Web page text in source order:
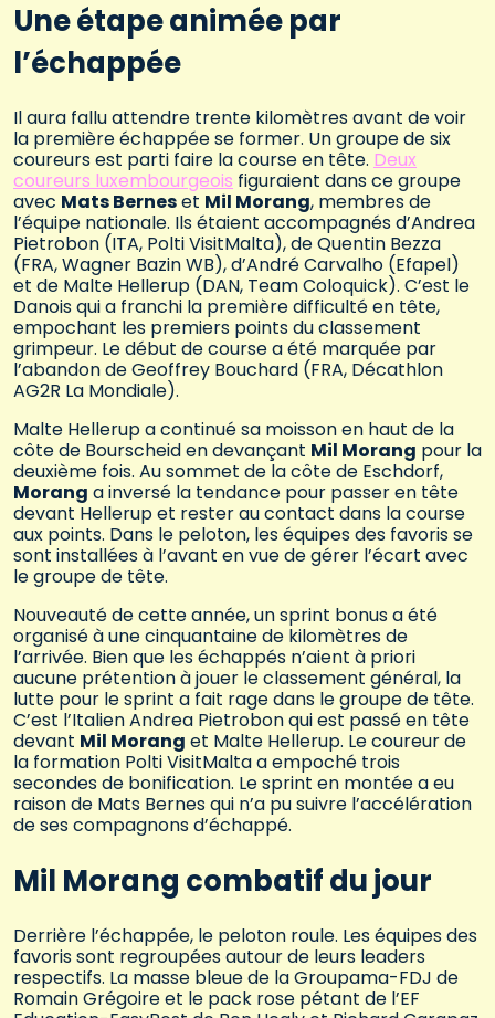
Une étape animée par
l’échappée
Il aura fallu attendre trente kilomètres avant de voir
la première échappée se former. Un groupe de six
coureurs est parti faire la course en tête. Deux
coureurs luxembourgeois figuraient dans ce groupe
avec Mats Berneset Mil Morang, membres de
l’équipe nationale. Ils étaient accompagnés d’Andrea
Pietrobon (ITA, Polti VisitMalta), de Quentin Bezza
(FRA, Wagner Bazin WB), d’André Carvalho (Efapel)
et de Malte Hellerup (DAN, Team Coloquick). C’est le
Danois qui a franchi la première difficulté en tête,
empochant les premiers points du classement
grimpeur. Le début de course a été marquée par
l’abandon de Geoffrey Bouchard (FRA, Décathlon
AG2R La Mondiale).
Malte Hellerup a continué sa moisson en haut de la
côte de Bourscheid en devançant Mil Morang pour la
deuxième fois. Au sommet de la côte de Eschdorf,
Morang a inversé la tendance pour passer en tête
devant Hellerup et rester au contact dans la course
aux points. Dans le peloton, les équipes des favoris se
sont installées à l’avant en vue de gérer l’écart avec
le groupe de tête.
Nouveauté de cette année, un sprint bonus a été
organisé à une cinquantaine de kilomètres de
l’arrivée. Bien que les échappés n’aient à priori
aucune prétention à jouer le classement général, la
lutte pour le sprint a fait rage dans le groupe de tête.
C’est l’Italien Andrea Pietrobon qui est passé en tête
devant Mil Morang et Malte Hellerup. Le coureur de
la formation Polti VisitMalta a empoché trois
secondes de bonification. Le sprint en montée a eu
raison de Mats Bernes qui n’a pu suivre l’accélération
de ses compagnons d’échappé.
Mil Morang combatif du jour
Derrière l’échappée, le peloton roule. Les équipes des
favoris sont regroupées autour de leurs leaders
respectifs. La masse bleue de la Groupama-FDJ de
Romain Grégoire et le pack rose pétant de l’EF